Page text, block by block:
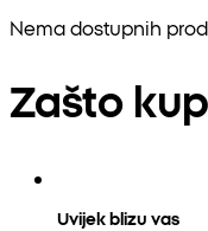
Nema dostupnih
Zašto
Uvijek blizu vas